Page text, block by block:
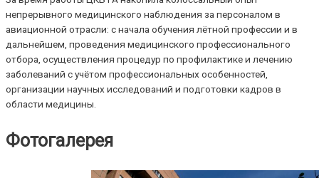
непрерывного медицинского наблюдения за персоналом в
авиационной отрасли: с начала обучения лётной профессии и в
дальнейшем, проведения медицинского профессионального
отбора, осуществления процедур по профилактике и лечению
заболеваний с учётом профессиональных особенностей,
организации научных исследований и подготовки кадров в
области медицины.
Фотогалерея